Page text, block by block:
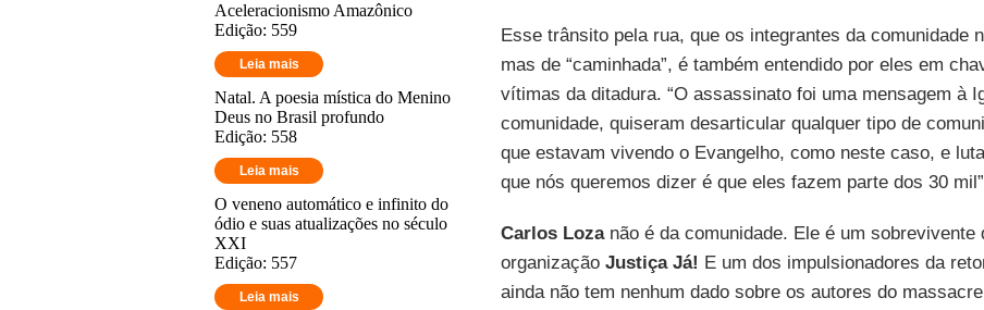
Aceleracionismo Amazônico
Edição: 559
Leia mais
Natal. A poesia mística do Menino
Deus no Brasil profundo
Edição: 558
Leia mais
O veneno automático e infinito do
ódio e suas atualizações no século
XXI
Edição: 557
Leia mais
Esse trânsito pela rua, que os integrantes da comunidade
mas de “caminhada”, é também entendido por eles em
vítimas da ditadura. “O assassinato foi uma mensagem à
comunidade, quiseram desarticular qualquer tipo de
que estavam vivendo o Evangelho, como neste caso, e
que nós queremos dizer é que eles fazem parte dos 30
Carlos Lozanão é da comunidade. Ele é um sobrevivente
organização Justiça Já! E um dos impulsionadores da
ainda não tem nenhum dado sobre os autores do